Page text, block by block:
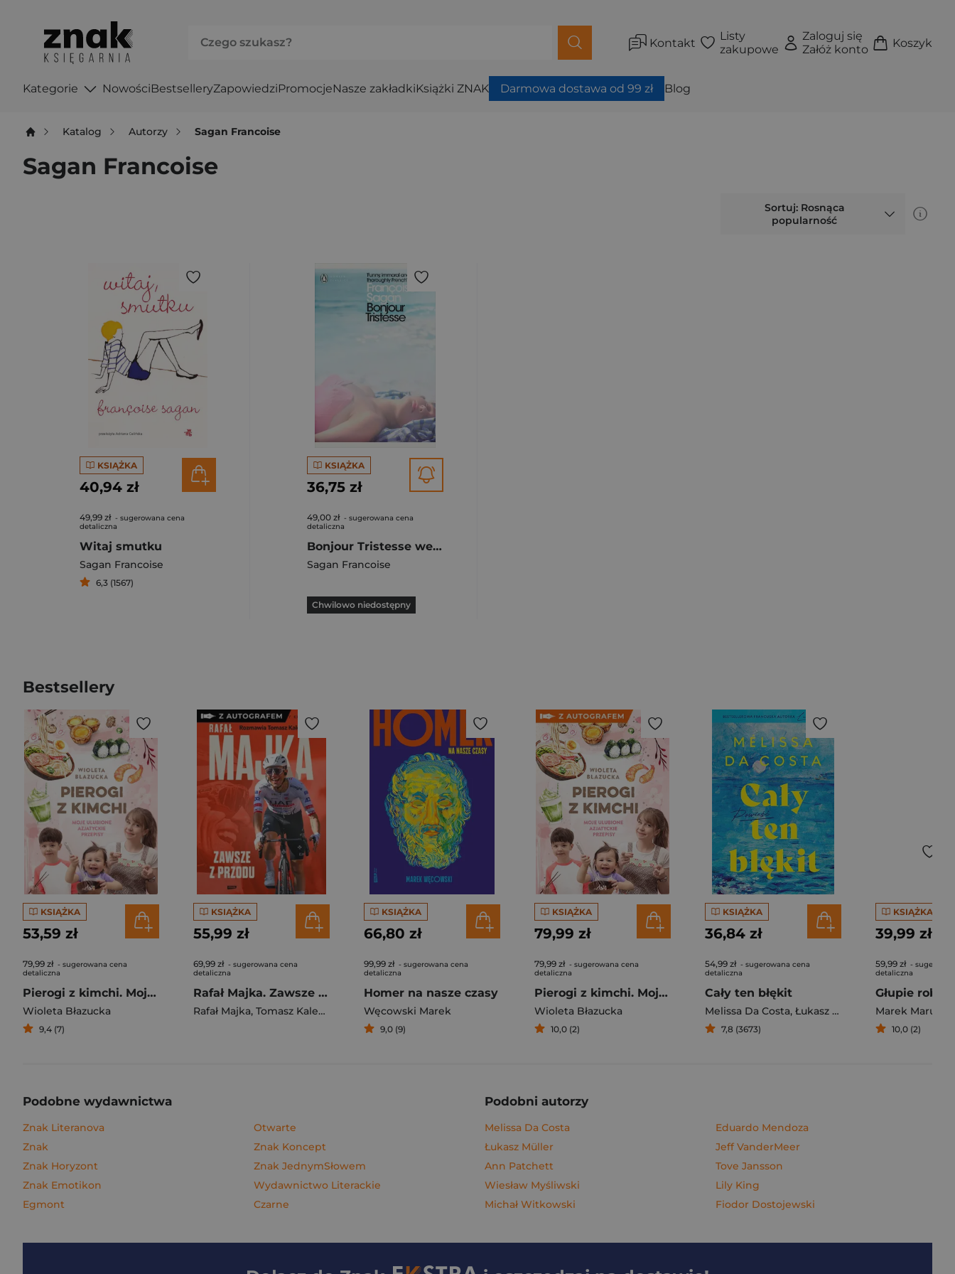
Kontakt
Listy
zakupowe
Zaloguj się
Załóż konto
Koszyk
Kategorie NowościBestselleryZapowiedziPromocjeNasze zakładkiKsiążki ZNAK Darmowa dostawa od 99 zł Blog
Katalog Autorzy Sagan Francoise
Sagan Francoise
Sortuj: Rosnąca
popularność
KSIĄŻKA
40,94 zł
49,99 zł - sugerowana cena
detaliczna
Witaj smutku
Sagan Francoise
6,3 (1567)
KSIĄŻKA
36,75 zł
49,00 zł - sugerowana cena
detaliczna
Bonjour Tristesse wer. angielska
Sagan Francoise
Chwilowo niedostępny
Bestsellery
KSIĄŻKA
53,59 zł
79,99 zł - sugerowana cena
detaliczna
Pierogi z kimchi. Moje ulubione azjatyckie przepisy
Wioleta Błazucka
9,4 (7)
KSIĄŻKA
55,99 zł
69,99 zł - sugerowana cena
detaliczna
Rafał Majka. Zawsze z przodu. Rozmawia Tomasz Kalemba - książka z autografem
Rafał Majka, Tomasz Kalemba
KSIĄŻKA
66,80 zł
99,99 zł - sugerowana cena
detaliczna
Homer na nasze czasy
Węcowski Marek
9,0 (9)
KSIĄŻKA
79,99 zł
79,99 zł - sugerowana cena
detaliczna
Pierogi z kimchi. Moje ulubione azjatyckie przepisy - książka z autografem
Wioleta Błazucka
10,0 (2)
KSIĄŻKA
36,84 zł
54,99 zł - sugerowana cena
detaliczna
Cały ten błękit
Melissa Da Costa, Łukasz Müller
7,8 (3673)
KSIĄŻKA
39,99 zł
59,99 zł -
detaliczna
Marek
10,0 (2)
Podobne wydawnictwa
Znak Literanova
Znak
Znak Horyzont
Znak Emotikon
Egmont
Otwarte
Znak Koncept
Znak JednymSłowem
Wydawnictwo Literackie
Czarne
Podobni autorzy
Melissa Da Costa
Łukasz Müller
Ann Patchett
Wiesław Myśliwski
Michał Witkowski
Eduardo Mendoza
Jeff VanderMeer
Tove Jansson
Lily King
Fiodor Dostojewski